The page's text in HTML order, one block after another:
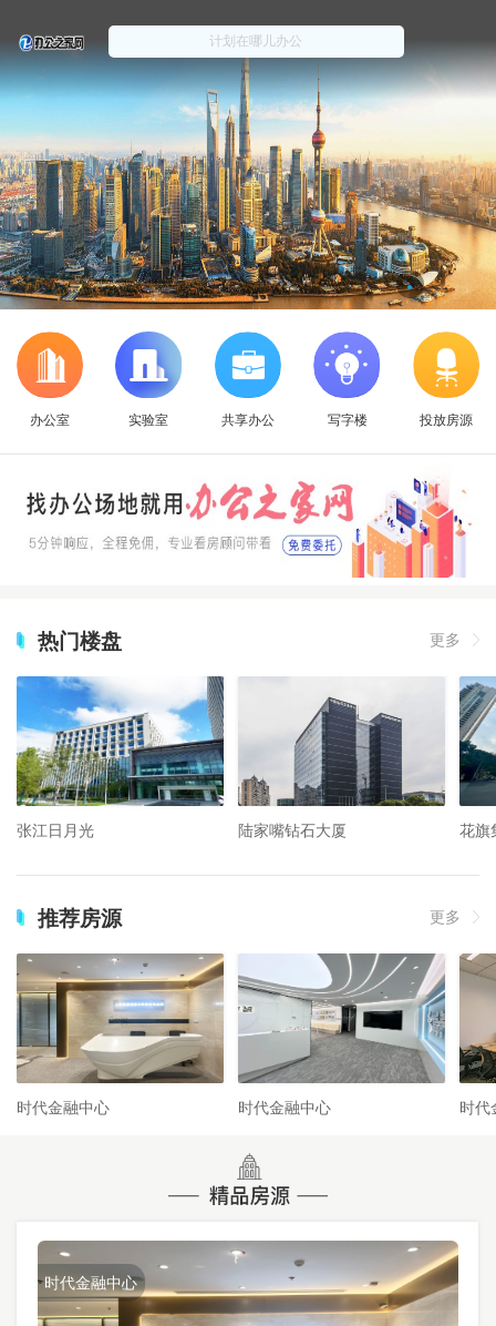
办公室 实验室 共享办公 写字楼 投放房源
热门楼盘 更多
张江日月光 陆家嘴钻石大厦 花旗
推荐房源 更多
时代金融中心 时代金融中心 时代
时代金融中心